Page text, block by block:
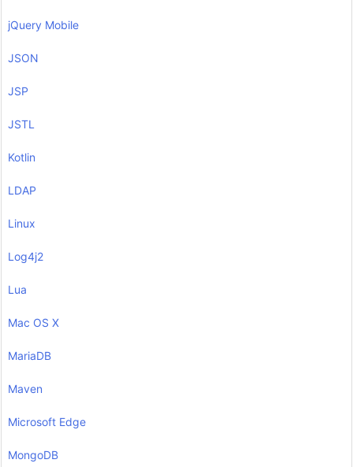
jQuery Mobile
JSON
JSP
JSTL
Kotlin
LDAP
Linux
Log4j2
Lua
Mac OS X
MariaDB
Maven
Microsoft Edge
MongoDB